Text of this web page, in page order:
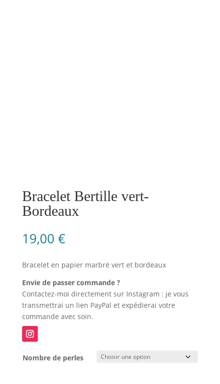
Bracelet Bertille vert-
Bordeaux
19,00 €
Bracelet en papier marbré vert et bordeaux
Envie de passer commande ?
Contactez-moi directement sur Instagram : je vous
transmettrai un lien PayPal et expédierai votre
commande avec soin.
Nombre de perles